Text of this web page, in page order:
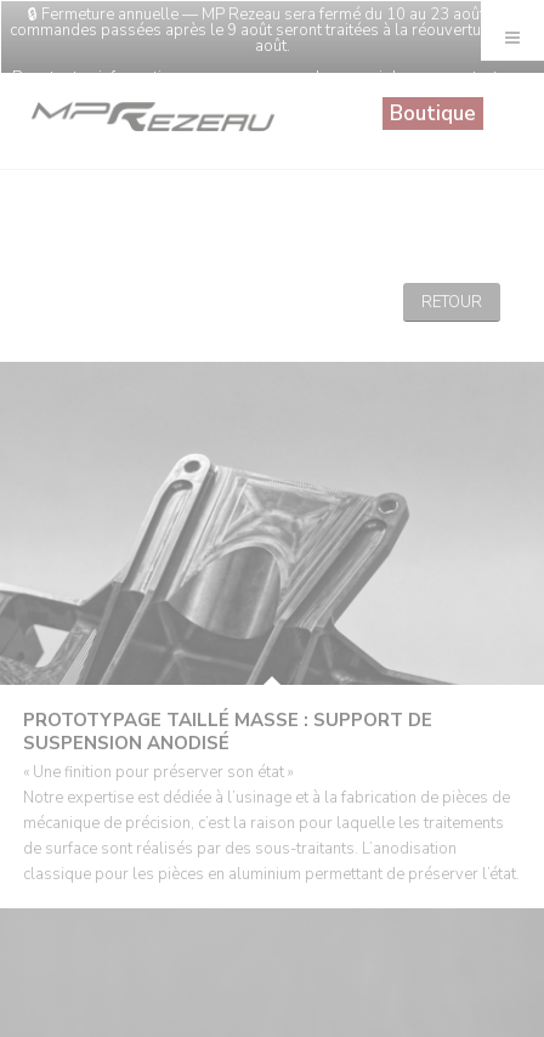
🔒 Fermeture annuelle — MP Rezeau sera fermé du 10 au 23 août. Les
commandes passées après le 9 août seront traitées à la réouverture le 24
août.
Pour toutes informations sur vos commandes, merci de nous contacter au
Boutique
RETOUR
PROTOTYPAGE TAILLÉ MASSE : SUPPORT DE
SUSPENSION ANODISÉ
« Une finition pour préserver son état »
Notre expertise est dédiée à l’usinage et à la fabrication de pièces de
mécanique de précision, c’est la raison pour laquelle les traitements
de surface sont réalisés par des sous-traitants. L’anodisation
classique pour les pièces en aluminium permettant de préserver l’état.
Panneau de gestion des cookies